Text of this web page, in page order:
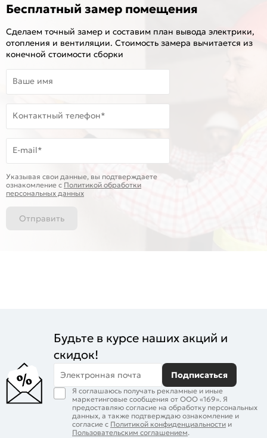
Бесплатный замер помещения
Сделаем точный замер и составим план вывода электрики,
отопления и вентиляции. Стоимость замера вычитается из
конечной стоимости сборки
Ваше имя
Контактный телефон*
E-mail*
Указывая свои данные, вы подтверждаете
ознакомление c Политикой обработки
персональных данных
Отправить
Будьте в курсе наших акций и
скидок!
Электронная почта Подписаться
Я соглашаюсь получать рекламные и иные
маркетинговые сообщения от ООО «169». Я
предоставляю согласие на обработку персональных
данных, а также подтверждаю ознакомление и
согласие с Политикой конфиденциальности и
Пользовательским соглашением.